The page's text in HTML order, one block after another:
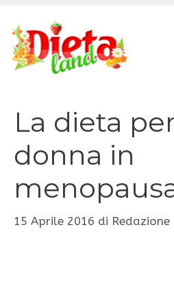
contenuto
La dieta
donna in
15 Aprile 2016 di Redazione